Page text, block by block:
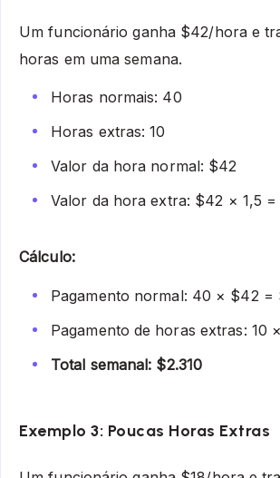
Um funcionário ganha $42/hora e
horas em uma semana.
Horas normais: 40
Horas extras: 10
Valor da hora normal: $42
Valor da hora extra: $42 × 1,5
Cálculo:
Pagamento normal: 40 × $42 =
Pagamento de horas extras: 10
Total semanal: $2.310
Exemplo 3: Poucas Horas Extras